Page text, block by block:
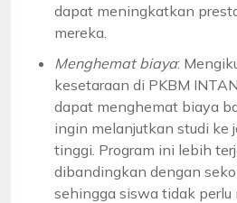
dapat meningkatkan
mereka.
Menghemat biaya:
kesetaraan di PKBM
dapat menghemat biaya
ingin melanjutkan studi ke
tinggi. Program ini lebih
dibandingkan dengan
sehingga siswa tidak perlu